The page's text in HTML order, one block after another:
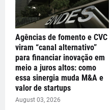
Agências de fomento e CVC
viram “canal alternativo”
para financiar inovação em
meio a juros altos: como
essa sinergia muda M&A e
valor de startups
August 03, 2026